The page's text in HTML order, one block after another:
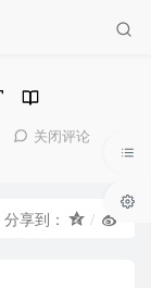
关闭评论
分享到：